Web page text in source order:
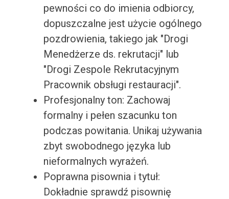
pewności co do imienia odbiorcy,
dopuszczalne jest użycie ogólnego
pozdrowienia, takiego jak "Drogi
Menedżerze ds. rekrutacji" lub
"Drogi Zespole Rekrutacyjnym
Pracownik obsługi restauracji".
Profesjonalny ton: Zachowaj
formalny i pełen szacunku ton
podczas powitania. Unikaj używania
zbyt swobodnego języka lub
nieformalnych wyrażeń.
Poprawna pisownia i tytuł:
Dokładnie sprawdź pisownię